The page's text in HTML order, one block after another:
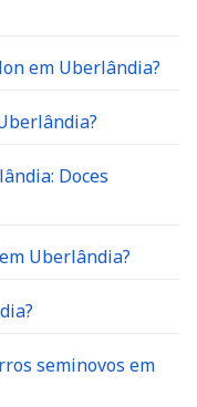
em Uberlândia?
Doces
Uberlândia?
seminovos em